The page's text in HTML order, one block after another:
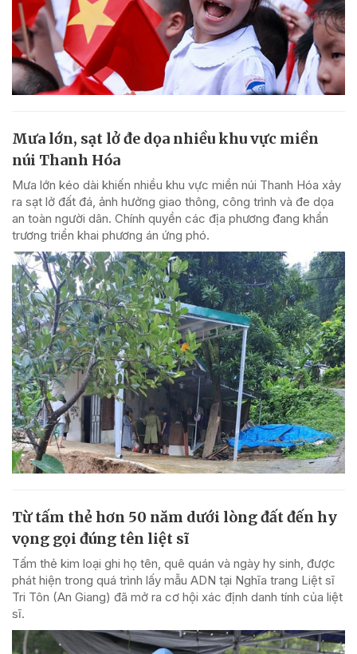
Mưa lớn, sạt lở đe dọa nhiều khu vực miền
núi Thanh Hóa
Mưa lớn kéo dài khiến nhiều khu vực miền núi Thanh Hóa xảy
ra sạt lở đất đá, ảnh hưởng giao thông, công trình và đe dọa
an toàn người dân. Chính quyền các địa phương đang khẩn
trương triển khai phương án ứng phó.
Từ tấm thẻ hơn 50 năm dưới lòng đất đến hy
vọng gọi đúng tên liệt sĩ
Tấm thẻ kim loại ghi họ tên, quê quán và ngày hy sinh, được
phát hiện trong quá trình lấy mẫu ADN tại Nghĩa trang Liệt sĩ
Tri Tôn (An Giang) đã mở ra cơ hội xác định danh tính của liệt
sĩ.